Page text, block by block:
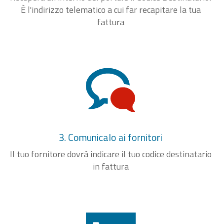
È l'indirizzo telematico a cui far recapitare la tua
fattura
3. Comunicalo ai fornitori
Il tuo fornitore dovrà indicare il tuo codice destinatario
in fattura